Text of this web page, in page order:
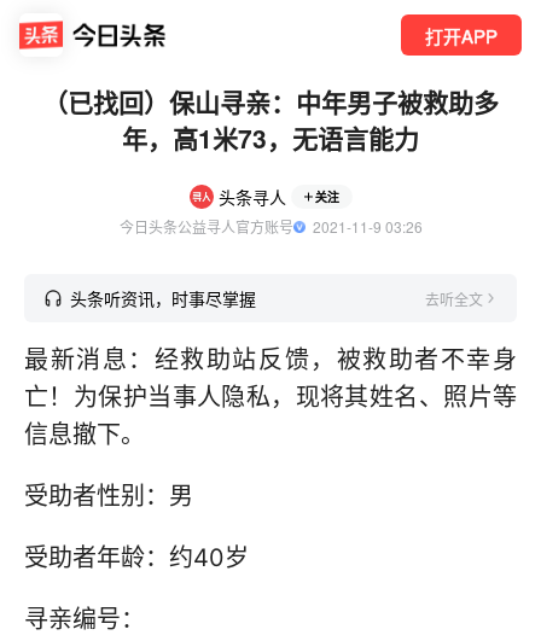
打开APP
（已找回）保山寻亲：中年男子被救助多
年，高1米73，无语言能力
头条寻人 关注
今日头条公益寻人官方账号
  2021-11-9 03:26
头条听资讯，时事尽掌握 去听全文
最新消息：经救助站反馈，被救助者不幸身
亡！为保护当事人隐私，现将其姓名、照片等
信息撤下。
受助者性别：男
受助者年龄：约40岁
寻亲编号：